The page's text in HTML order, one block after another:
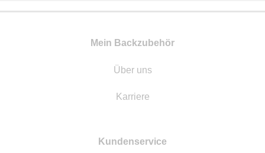
Mein Backzubehör
Über uns
Karriere
Kundenservice